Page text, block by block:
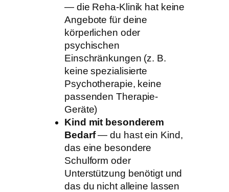
— die Reha-Klinik hat keine
Angebote für deine
körperlichen oder
psychischen
Einschränkungen (z. B.
keine spezialisierte
Psychotherapie, keine
passenden Therapie-
Geräte)
Kind mit besonderem
Bedarf— du hast ein Kind,
das eine besondere
Schulform oder
Unterstützung benötigt und
das du nicht alleine lassen